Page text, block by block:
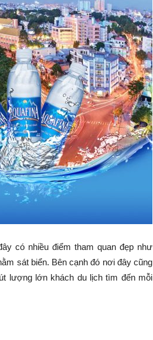
có nhiều điểm tham quan đẹp như
sát biển. Bên cạnh đó nơi đây cũng
lượng lớn khách du lịch tìm đến mỗi